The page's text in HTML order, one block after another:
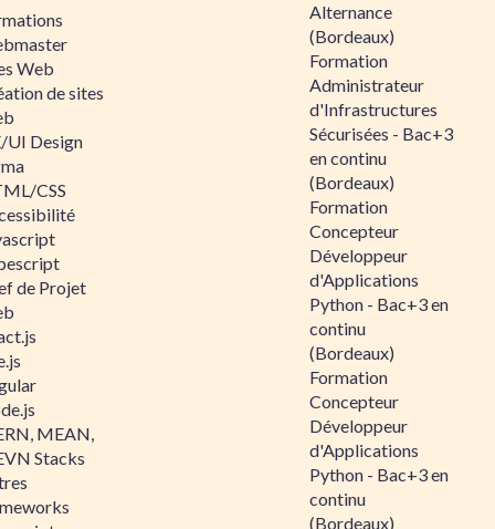
Web
de sites
UI Design
CSS
de Projet
MEAN,
Stacks
Alternance
(Bordeaux)
Formation
Administrateur
d'Infrastructures
Sécurisées - Bac+3
en continu
(Bordeaux)
Formation
Concepteur
Développeur
d'Applications
Python - Bac+3 en
continu
(Bordeaux)
Formation
Concepteur
Développeur
d'Applications
Python - Bac+3 en
continu
(Bordeaux)